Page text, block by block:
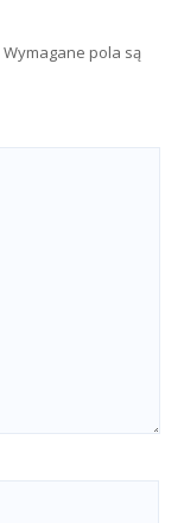
Wymagane pola są